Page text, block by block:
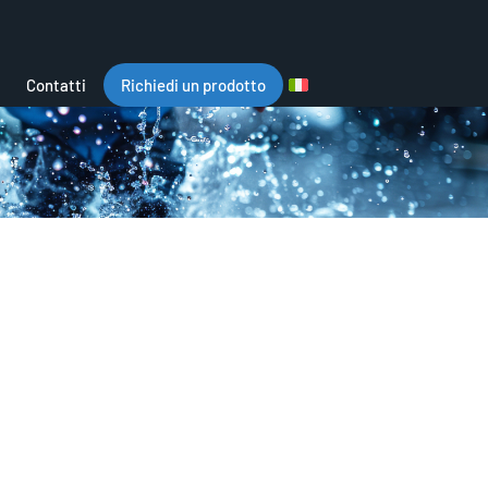
Contatti Richiedi un prodotto